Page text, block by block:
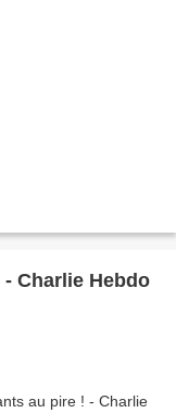
Charlie Hebdo